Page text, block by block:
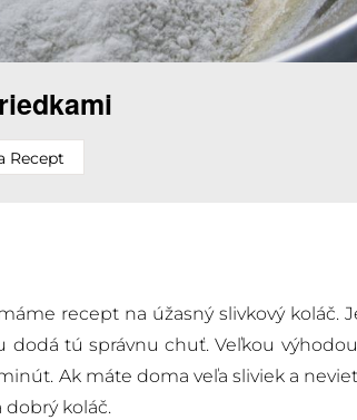
Recept
recept na úžasný slivkový koláč.
dodá tú správnu chuť. Veľkou
Ak máte doma veľa sliviek a
koláč.